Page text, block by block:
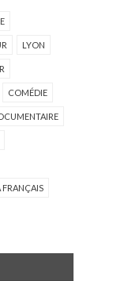
LYON
COMÉDIE
FRANÇAIS